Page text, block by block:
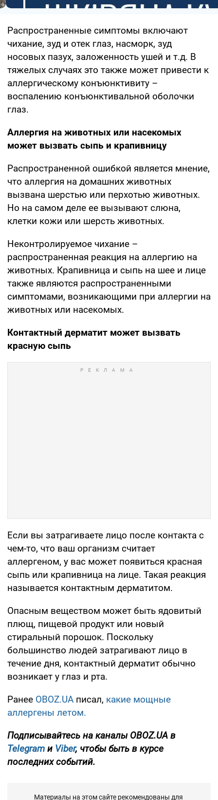
Распространенные симптомы включают
чихание, зуд и отек глаз, насморк, зуд
носовых пазух, заложенность ушей и т.д. В
тяжелых случаях это также может привести к
аллергическому конъюнктивиту –
воспалению конъюнктивальной оболочки
глаз.
Аллергия на животных или насекомых
может вызвать сыпь и крапивницу
Распространенной ошибкой является мнение,
что аллергия на домашних животных
вызвана шерстью или перхотью животных.
Но на самом деле ее вызывают слюна,
клетки кожи или шерсть животных.
Неконтролируемое чихание –
распространенная реакция на аллергию на
животных. Крапивница и сыпь на шее и лице
также являются распространенными
симптомами, возникающими при аллергии на
животных или насекомых.
Контактный дерматит может вызвать
красную сыпь
Если вы затрагиваете лицо после контакта с
чем-то, что ваш организм считает
аллергеном, у вас может появиться красная
сыпь или крапивница на лице. Такая реакция
называется контактным дерматитом.
Опасным веществом может быть ядовитый
плющ, пищевой продукт или новый
стиральный порошок. Поскольку
большинство людей затрагивают лицо в
течение дня, контактный дерматит обычно
возникает у глаз и рта.
Ранее OBOZ.UA писал, какие мощные
аллергены летом.
Подписывайтесь на каналы OBOZ.UA в
Telegram и Viber, чтобы быть в курсе
последних событий.
Материалы на этом сайте рекомендованы для